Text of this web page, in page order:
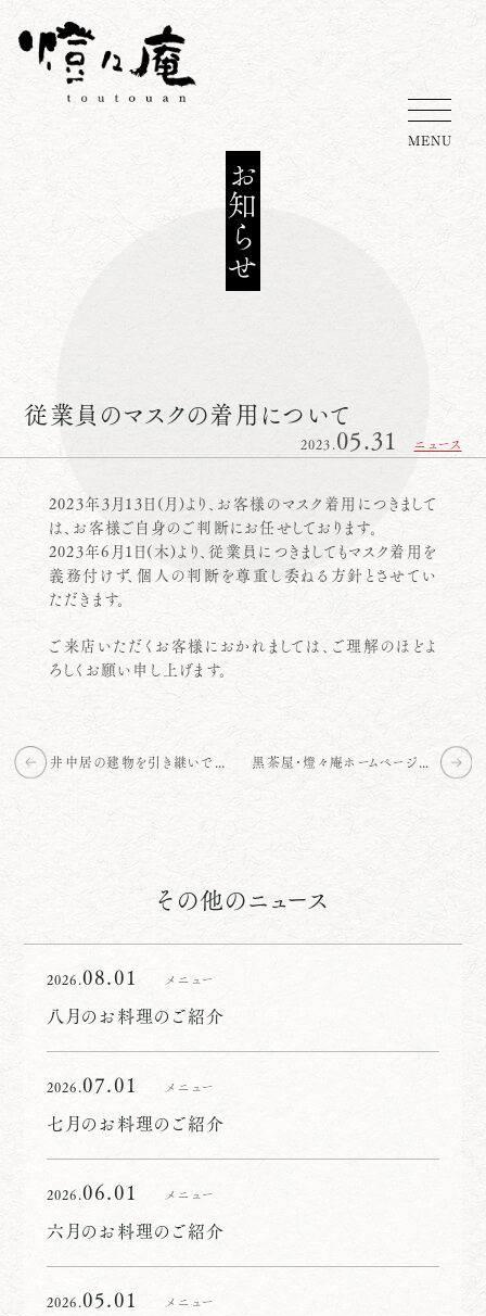
MENU
お知らせ
従業員のマスクの着用について
2023.05.31 ニュース
2023年3月13日(月)より、お客様のマスク着用につきまして
は、お客様ご自身のご判断にお任せしております。
2023年6月1日(木)より、従業員につきましてもマスク着用を
義務付けず、個人の判断を尊重し委ねる方針とさせてい
ただきます。
ご来店いただくお客様におかれましては、ご理解のほどよ
ろしくお願い申し上げます。
井中居の建物を引き継いで下さる方を探しております 黒茶屋・燈々庵ホームページリニューアルのお知らせ
その他のニュース
2026.08.01 メニュー
八月のお料理のご紹介
2026.07.01 メニュー
七月のお料理のご紹介
2026.06.01 メニュー
六月のお料理のご紹介
2026.05.01 メニュー